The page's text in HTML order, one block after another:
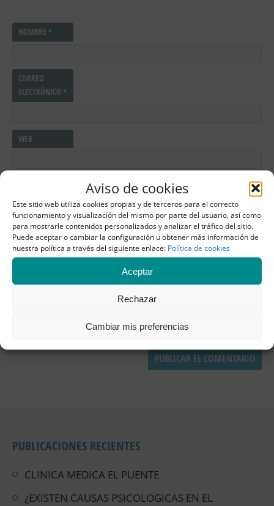
Aviso de cookies
Este sitio web utiliza cookies propias y de terceros para el correcto
funcionamiento y visualización del mismo por parte del usuario, así como
para mostrarle contenidos personalizados y analizar el tráfico del sitio.
Puede aceptar o cambiar la configuración u obtener más información de
nuestra política a través del siguiente enlace: Política de cookies
Aceptar
Rechazar
Cambiar mis preferencias
NOMBRE *
CORREO
ELECTRÓNICO *
WEB
PUBLICACIONES RECIENTES
CLINICA MEDICA EL PUENTE
¿EXISTEN CAUSAS PSICOLOGICAS EN EL